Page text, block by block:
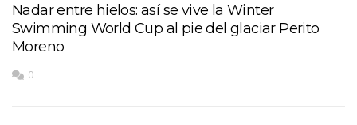
Nadar entre hielos: así se vive la Winter
Swimming World Cup al pie del glaciar Perito
Moreno
0